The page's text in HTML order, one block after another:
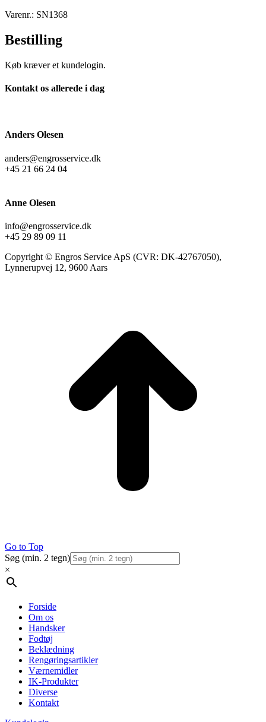
Varenr.: SN1368
Bestilling
Køb kræver et kundelogin.
Kontakt os allerede i dag
Anders Olesen
anders@engrosservice.dk
+45 21 66 24 04
Anne Olesen
info@engrosservice.dk
+45 29 89 09 11
Copyright © Engros Service ApS (CVR: DK-42767050),
Lynnerupvej 12, 9600 Aars
Go to Top
Søg (min. 2 tegn)
×
Forside
Om os
Handsker
Fodtøj
Beklædning
Rengøringsartikler
Værnemidler
IK-Produkter
Diverse
Kontakt